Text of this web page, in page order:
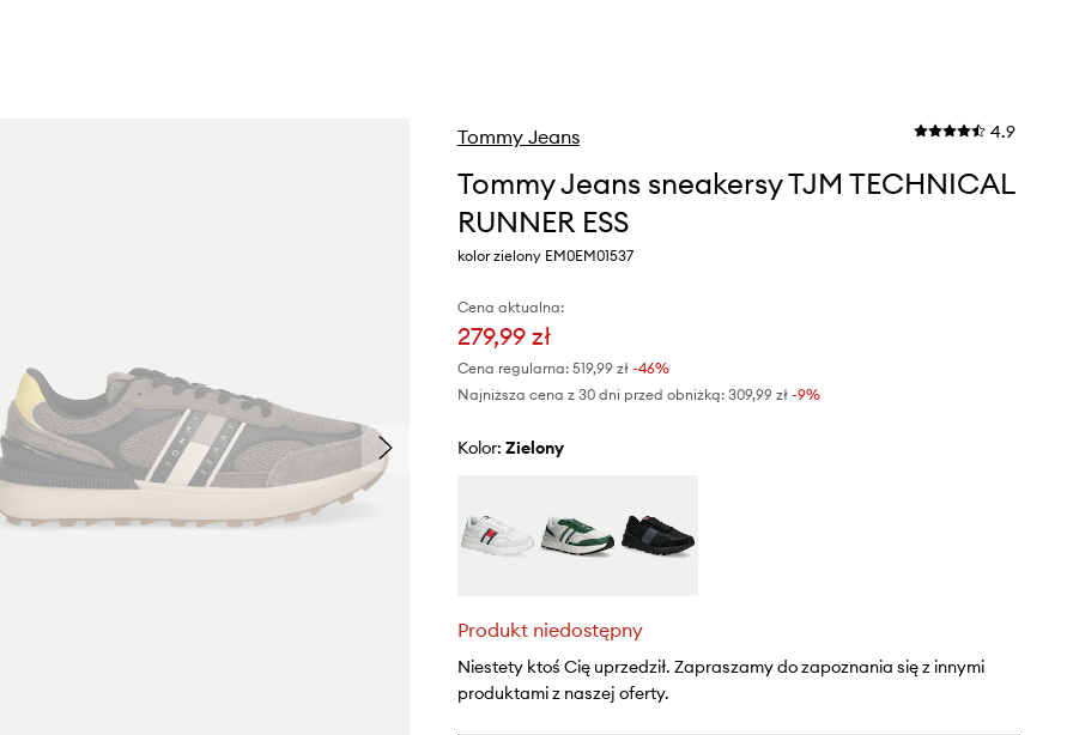
Tommy Jeans 4.9
Tommy Jeans sneakersy TJM TECHNICAL
RUNNER ESS
kolor zielony EM0EM01537
Cena aktualna:
279,99 zł
Cena regularna: 519,99 zł-46%
Najniższa cena z 30 dni przed obniżką: 309,99 zł -9%
Kolor: zielony
Produkt niedostępny
Niestety ktoś Cię uprzedził. Zapraszamy do zapoznania się z innymi
produktami z naszej oferty.